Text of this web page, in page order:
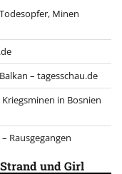
Minen
– tagesschau.de
in Bosnien
Rausgegangen
und Girl